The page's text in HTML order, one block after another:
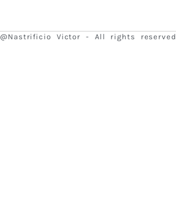
@Nastrificio Victor - All rights reserved